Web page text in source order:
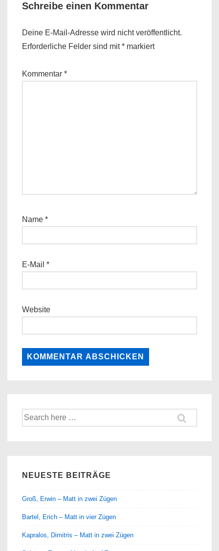
Schreibe einen Kommentar
Deine E-Mail-Adresse wird nicht veröffentlicht.
Erforderliche Felder sind mit* markiert
Kommentar *
Name *
E-Mail *
Website
Suche
nach:
NEUESTE BEITRÄGE
Groß, Erwin – Matt in zwei Zügen
Bartel, Erich – Matt in vier Zügen
Kapralos, Dimitris – Matt in zwei Zügen